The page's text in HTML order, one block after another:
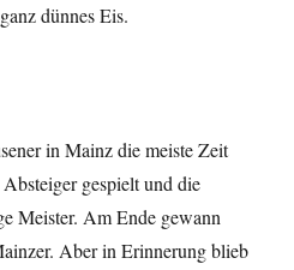
dünnes Eis.
in Mainz die meiste Zeit
gespielt und die
Meister. Am Ende gewann
Aber in Erinnerung blieb